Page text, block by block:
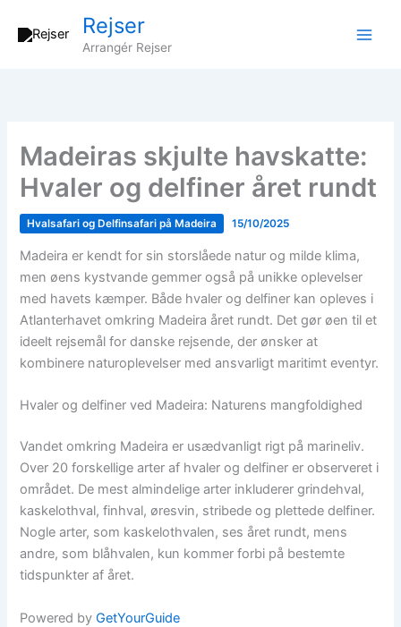
Rejser
Arrangér Rejser
Madeiras skjulte havskatte:
Hvaler og delfiner året rundt
Hvalsafari og Delfinsafari på Madeira 15/10/2025
Madeira er kendt for sin storslåede natur og milde klima,
men øens kystvande gemmer også på unikke oplevelser
med havets kæmper. Både hvaler og delfiner kan opleves i
Atlanterhavet omkring Madeira året rundt. Det gør øen til et
ideelt rejsemål for danske rejsende, der ønsker at
kombinere naturoplevelser med ansvarligt maritimt eventyr.
Hvaler og delfiner ved Madeira: Naturens mangfoldighed
Vandet omkring Madeira er usædvanligt rigt på marineliv.
Over 20 forskellige arter af hvaler og delfiner er observeret i
området. De mest almindelige arter inkluderer grindehval,
kaskelothval, finhval, øresvin, stribede og plettede delfiner.
Nogle arter, som kaskelothvalen, ses året rundt, mens
andre, som blåhvalen, kun kommer forbi på bestemte
tidspunkter af året.
Powered byGetYourGuide